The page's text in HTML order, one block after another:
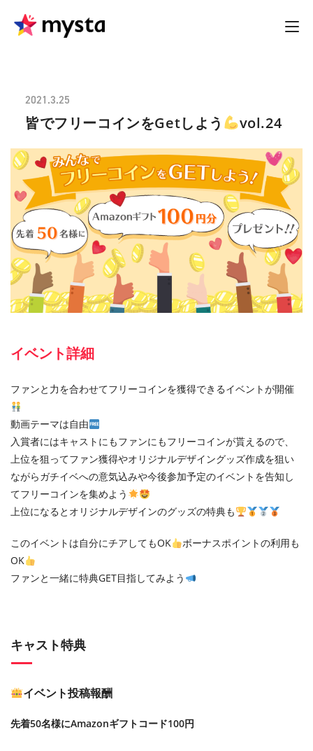
2021.3.25
皆でフリーコインをGetしよう vol.24
イベント詳細
ファンと力を合わせてフリーコインを獲得できるイベントが開催
動画テーマは自由
入賞者にはキャストにもファンにもフリーコインが貰えるので、
上位を狙ってファン獲得やオリジナルデザイングッズ作成を狙い
ながらガチイベへの意気込みや今後参加予定のイベントを告知し
てフリーコインを集めよう
上位になるとオリジナルデザインのグッズの特典も
このイベントは自分にチアしてもOK
ボーナスポイントの利用も
OK
ファンと一緒に特典GET目指してみよう
キャスト特典
イベント投稿報酬
先着50名様にAmazonギフトコード100円